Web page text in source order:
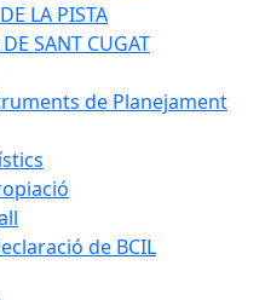
LA PISTA
SANT CUGAT
de Planejament
de BCIL